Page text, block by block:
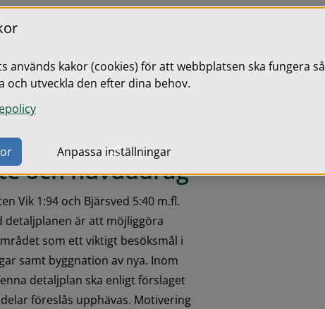
och huvuddrag
Vik 1:94 och Bjärsved 5:40 m.fl.
detaljplanen är att möjliggöra
som ett viktigt besöksmål i
samt byggnation av nya. Inom
detaljplan ska enligt förslaget
föreslås upphävas. Motivering
används kakor (cookies) för att webbplatsen ska fungera
och utveckla den efter dina behov.
Anpassa inställningar